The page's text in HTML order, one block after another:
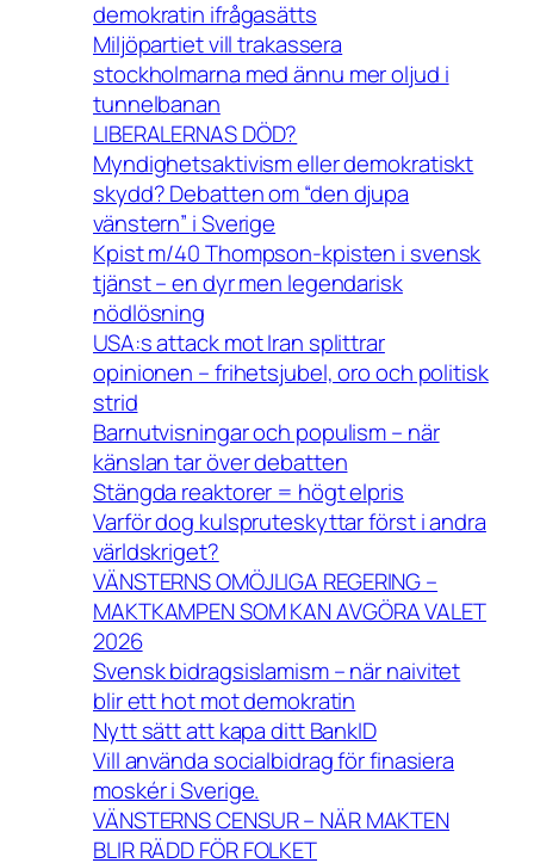
demokratin ifrågasätts
Miljöpartiet vill trakassera
stockholmarna med ännu mer oljud i
tunnelbanan
LIBERALERNAS DÖD?
Myndighetsaktivism eller demokratiskt
skydd? Debatten om “den djupa
vänstern” i Sverige
Kpist m/40 Thompson-kpisten i svensk
tjänst – en dyr men legendarisk
nödlösning
USA:s attack mot Iran splittrar
opinionen – frihetsjubel, oro och politisk
strid
Barnutvisningar och populism – när
känslan tar över debatten
Stängda reaktorer = högt elpris
Varför dog kulspruteskyttar först i andra
världskriget?
VÄNSTERNS OMÖJLIGA REGERING –
MAKTKAMPEN SOM KAN AVGÖRA VALET
2026
Svensk bidragsislamism – när naivitet
blir ett hot mot demokratin
Nytt sätt att kapa ditt BankID
Vill använda socialbidrag för finasiera
moskér i Sverige.
VÄNSTERNS CENSUR – NÄR MAKTEN
BLIR RÄDD FÖR FOLKET